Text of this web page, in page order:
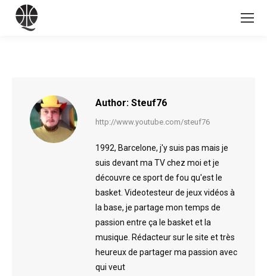
Author: Steuf76
http://www.youtube.com/steuf76
1992, Barcelone, j'y suis pas mais je
suis devant ma TV chez moi et je
découvre ce sport de fou qu'est le
basket. Videotesteur de jeux vidéos à
la base, je partage mon temps de
passion entre ça le basket et la
musique. Rédacteur sur le site et très
heureux de partager ma passion avec
qui veut